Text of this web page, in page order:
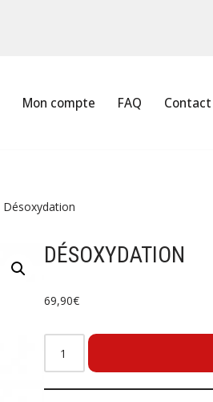
Mon compte FAQ Contact
Désoxydation
DÉSOXYDATION
69,90€